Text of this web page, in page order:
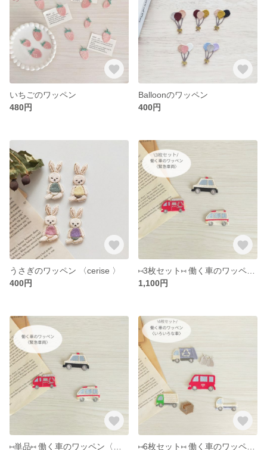
いちごのワッペン
480円
Balloonのワッペン
400円
うさぎのワッペン 〈cerise 〉
400円
1,100円